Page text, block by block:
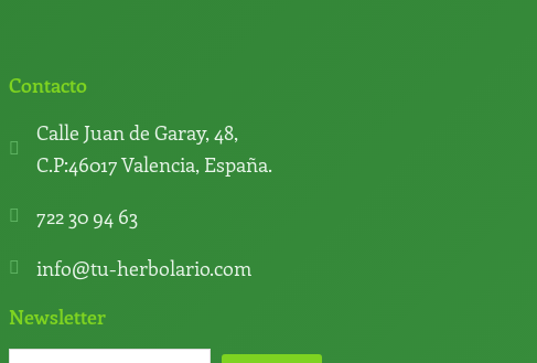
Contacto
Calle Juan de Garay, 48,
C.P:46017 Valencia, España.
722 30 94 63
info@tu-herbolario.com
Newsletter